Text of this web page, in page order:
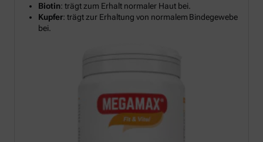
Biotin: trägt zum Erhalt normaler Haut bei.
Kupfer: trägt zur Erhaltung von normalem Bindegewebe
bei.